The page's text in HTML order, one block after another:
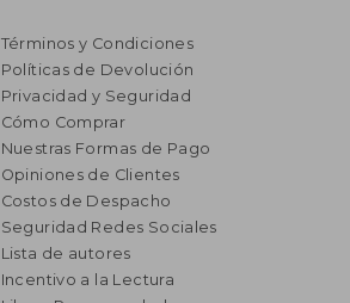
Términos y Condiciones
Políticas de Devolución
Privacidad y Seguridad
Cómo Comprar
Nuestras Formas de Pago
Opiniones de Clientes
Costos de Despacho
Seguridad Redes Sociales
Lista de autores
Incentivo a la Lectura